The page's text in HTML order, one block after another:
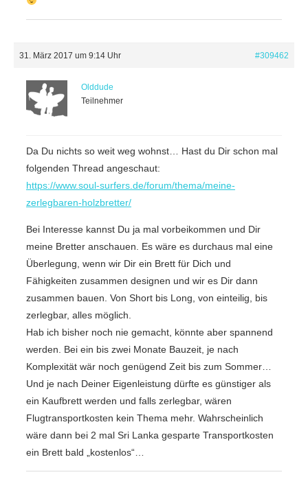
31. März 2017 um 9:14 Uhr #309462
Olddude
Teilnehmer
Da Du nichts so weit weg wohnst… Hast du Dir schon mal
folgenden Thread angeschaut:
https://www.soul-surfers.de/forum/thema/meine-
zerlegbaren-holzbretter/
Bei Interesse kannst Du ja mal vorbeikommen und Dir
meine Bretter anschauen. Es wäre es durchaus mal eine
Überlegung, wenn wir Dir ein Brett für Dich und
Fähigkeiten zusammen designen und wir es Dir dann
zusammen bauen. Von Short bis Long, von einteilig, bis
zerlegbar, alles möglich.
Hab ich bisher noch nie gemacht, könnte aber spannend
werden. Bei ein bis zwei Monate Bauzeit, je nach
Komplexität wär noch genügend Zeit bis zum Sommer…
Und je nach Deiner Eigenleistung dürfte es günstiger als
ein Kaufbrett werden und falls zerlegbar, wären
Flugtransportkosten kein Thema mehr. Wahrscheinlich
wäre dann bei 2 mal Sri Lanka gesparte Transportkosten
ein Brett bald „kostenlos“…